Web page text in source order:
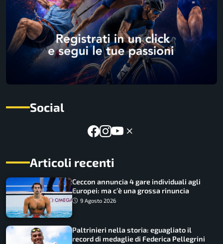
Social
Articoli recenti
Ceccon annuncia 4 gare individuali agli
Europei: ma c’è una grossa rinuncia
9 Agosto 2026
Paltrinieri nella storia: eguagliato il
record di medaglie di Federica Pellegrini